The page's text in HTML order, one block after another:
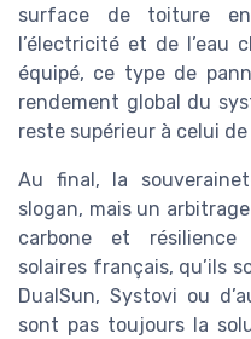
surface de toiture
l’électricité et de l’eau
équipé, ce type de
rendement global du
reste supérieur à celui
Au final, la
slogan, mais un
carbone et résilience
solaires français, qu’ils
DualSun, Systovi ou
sont pas toujours la